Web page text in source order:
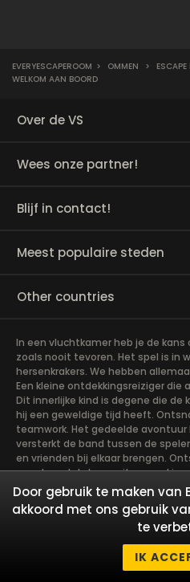
EVERYESCAPEROOM > OMMEN >
WELKOM AAN BOORD
Over de VS
Wees onze partner!
Blijf in contact!
Meest populaire steden
Other countries
In een vluchtkamer heb je de
zoals nooit tevoren. Het spel is in
hersenkrakers. We hebben
Een kleine ontdekkingsreiziger
Dit innerlijke kind is degene die
hij een geweldige tijd heeft.
teamwork. Het gedeelde
versterkt de band tussen de
en vrienden bij elkaar brengen.
avontuur dat de moeite waard is
teamwerk, wat het soepelst gaat
verschillende sterke punten
gemeenschappelijke doel te
die de leden op zich moeten
bijdragen aan de chemie van de
je nodig hebt in een
Door gebruik te maken van
akkoord met ons gebruik
te
IK